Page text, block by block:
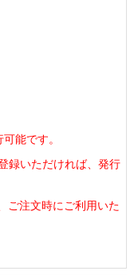
能です。
録いただければ、発行
ご注文時にご利用いた